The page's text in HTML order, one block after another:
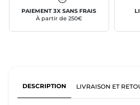
PAIEMENT 3X SANS FRAIS
À partir de 250€
DESCRIPTION LIVRAISON ET